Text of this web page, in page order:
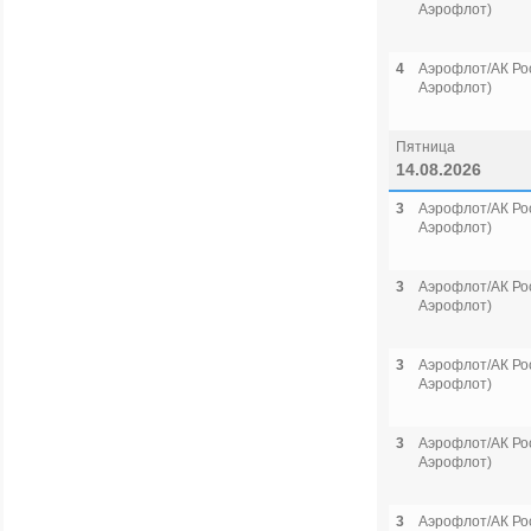
Аэрофлот)
4
Аэрофлот/АК
Аэрофлот)
Пятница
14.08.2026
3
Аэрофлот/АК
Аэрофлот)
3
Аэрофлот/АК
Аэрофлот)
3
Аэрофлот/АК
Аэрофлот)
3
Аэрофлот/АК
Аэрофлот)
3
Аэрофлот/АК